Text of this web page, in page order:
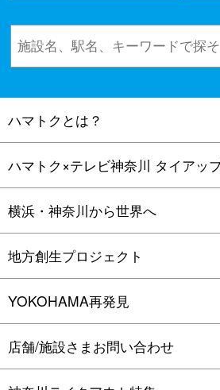
ハマトクとは？
ハマトク×テレビ神奈川 タイアッ
横浜・神奈川から世界へ
地方創生プロジェクト
YOKOHAMA再発見
店舗/施設さまお問い合わせ